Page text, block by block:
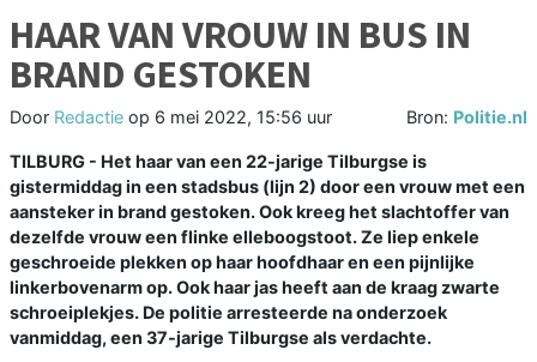
HAAR VAN VROUW IN BUS IN
BRAND GESTOKEN
Door Redactie op 6 mei 2022, 15:56 uur Bron: Politie.nl
TILBURG - Het haar van een 22-jarige Tilburgse is
gistermiddag in een stadsbus (lijn 2) door een vrouw met een
aansteker in brand gestoken. Ook kreeg het slachtoffer van
dezelfde vrouw een flinke elleboogstoot. Ze liep enkele
geschroeide plekken op haar hoofdhaar en een pijnlijke
linkerbovenarm op. Ook haar jas heeft aan de kraag zwarte
schroeiplekjes. De politie arresteerde na onderzoek
vanmiddag, een 37-jarige Tilburgse als verdachte.